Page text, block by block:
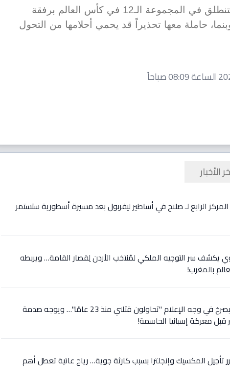
يشار إلى أن إنجلترا ستنطلق في المجموعة الـ12 في كأس العالم برفقة
وبنما، حاملة معها تحذيراً قد يحمي أحلامها من التحول
الأخبار
الرابع لـ صلاح في أساطير ليفربول بعد مسيرة أسطورية ستستمر
يكشف سر التوجيه الملكي لمُنتخب الأردن لِقصار القامة… ويربطه
بالمغرب!
عاجل: رونالدو يصرخ في وجه الإعلام "تحاولون قتلني منذ 23 عامًا"… ويوجه صدمة
قبل معركة إسبانيا الحاسمة!
تأجيل المكسيك وإنجلترا بسبب كارثة جوية… رياح عاتية تعطل أهم